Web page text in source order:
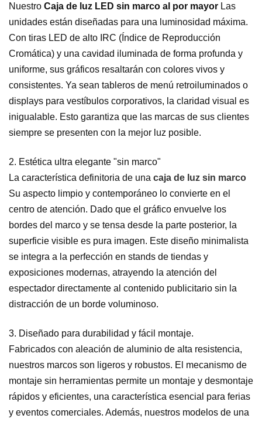
Nuestro Caja de luz LED sin marco al por mayor Las
unidades están diseñadas para una luminosidad máxima.
Con tiras LED de alto IRC (Índice de Reproducción
Cromática) y una cavidad iluminada de forma profunda y
uniforme, sus gráficos resaltarán con colores vivos y
consistentes. Ya sean tableros de menú retroiluminados o
displays para vestíbulos corporativos, la claridad visual es
inigualable. Esto garantiza que las marcas de sus clientes
siempre se presenten con la mejor luz posible.
2. Estética ultra elegante "sin marco"
La característica definitoria de una caja de luz sin marco
Su aspecto limpio y contemporáneo lo convierte en el
centro de atención. Dado que el gráfico envuelve los
bordes del marco y se tensa desde la parte posterior, la
superficie visible es pura imagen. Este diseño minimalista
se integra a la perfección en stands de tiendas y
exposiciones modernas, atrayendo la atención del
espectador directamente al contenido publicitario sin la
distracción de un borde voluminoso.
3. Diseñado para durabilidad y fácil montaje.
Fabricados con aleación de aluminio de alta resistencia,
nuestros marcos son ligeros y robustos. El mecanismo de
montaje sin herramientas permite un montaje y desmontaje
rápidos y eficientes, una característica esencial para ferias
y eventos comerciales. Además, nuestros modelos de una